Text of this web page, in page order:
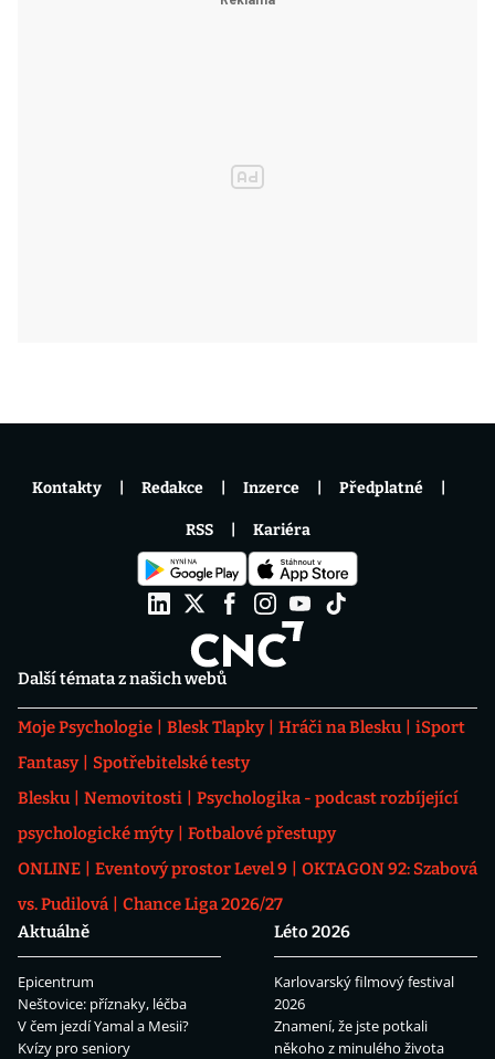
Další témata z našich webů
Moje Psychologie Blesk Tlapky Hráči na Blesku
iSport
Fantasy
Spotřebitelské testy
Blesku
Nemovitosti
Psychologika - podcast rozbíjející
psychologické mýty
Fotbalové přestupy
ONLINE
Eventový prostor Level 9
OKTAGON 92: Szabová
vs. Pudilová
Chance Liga 2026/27
Aktuálně
Epicentrum
Neštovice: příznaky, léčba
V čem jezdí Yamal a Mesii?
Kvízy pro seniory
Léto 2026
Karlovarský filmový festival
2026
Znamení, že jste potkali
někoho z minulého života
Kontakty Redakce Inzerce Předplatné
RSS Kariéra